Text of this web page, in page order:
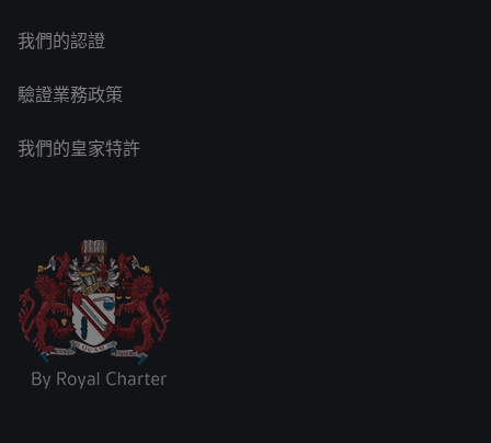
我們的認證
驗證業務政策
我們的皇家特許